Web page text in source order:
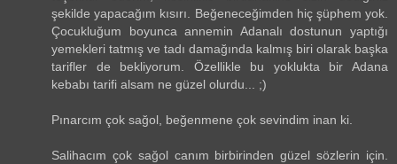
şekilde yapacağım kısırı. Beğeneceğimden hiç şüphem yok.
Çocukluğum boyunca annemin Adanalı dostunun yaptığı
yemekleri tatmış ve tadı damağında kalmış biri olarak başka
tarifler de bekliyorum. Özellikle bu yoklukta bir Adana
kebabı tarifi alsam ne güzel olurdu... ;)
Pınarcım çok sağol, beğenmene çok sevindim inan ki.
Salihacım çok sağol canım birbirinden güzel sözlerin için.